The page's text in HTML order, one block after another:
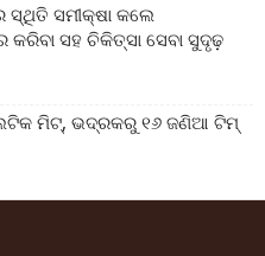
ସ୍ଥିତି ସମୀକ୍ଷା କଲେ
ସହ ଚିକିତ୍ସା ସେବା ସୁଦୃଢ଼
ମିଟ୍‌, ଭଦ୍ରକରୁ ୧୬ ଜଣିଆ ଟିମ୍